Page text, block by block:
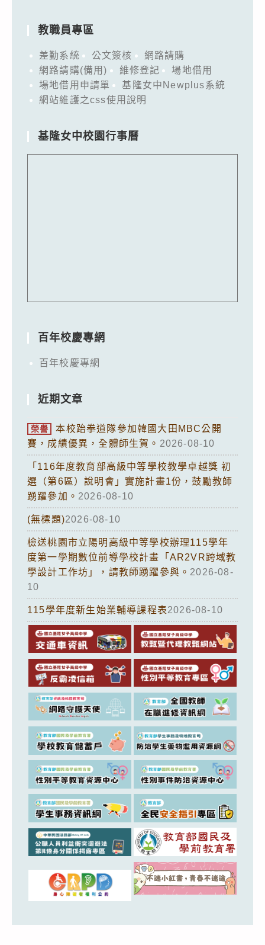
教職員專區
差勤系統 公文簽核
網路請購
網路請購(備用)
維修登記
場地借用
場地借用申請單
基隆女中Newplus系統
網站維護之css使用說明
基隆女中校園行事曆
百年校慶專網
百年校慶專網
近期文章
榮譽
本校跆拳道隊參加韓國大田MBC公開
賽，成績優異，全體師生賀。 2026-08-10
「116年度教育部高級中等學校教學卓越獎 初
選（第6區）說明會」實施計畫1份，鼓勵教師
踴躍參加。 2026-08-10
(無標題)2026-08-10
檢送桃園市立陽明高級中等學校辦理115學年
度第一學期數位前導學校計畫「AR2VR跨域教
學設計工作坊」，請教師踴躍參與。 2026-08-
10
115學年度新生始業輔導課程表2026-08-10